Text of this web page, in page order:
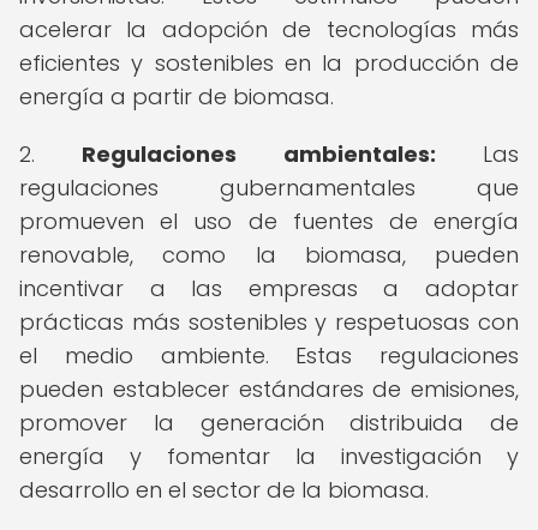
acelerar la adopción de tecnologías más
eficientes y sostenibles en la producción de
energía a partir de biomasa.
2. Regulaciones ambientales: Las
regulaciones gubernamentales que
promueven el uso de fuentes de energía
renovable, como la biomasa, pueden
incentivar a las empresas a adoptar
prácticas más sostenibles y respetuosas con
el medio ambiente. Estas regulaciones
pueden establecer estándares de emisiones,
promover la generación distribuida de
energía y fomentar la investigación y
desarrollo en el sector de la biomasa.